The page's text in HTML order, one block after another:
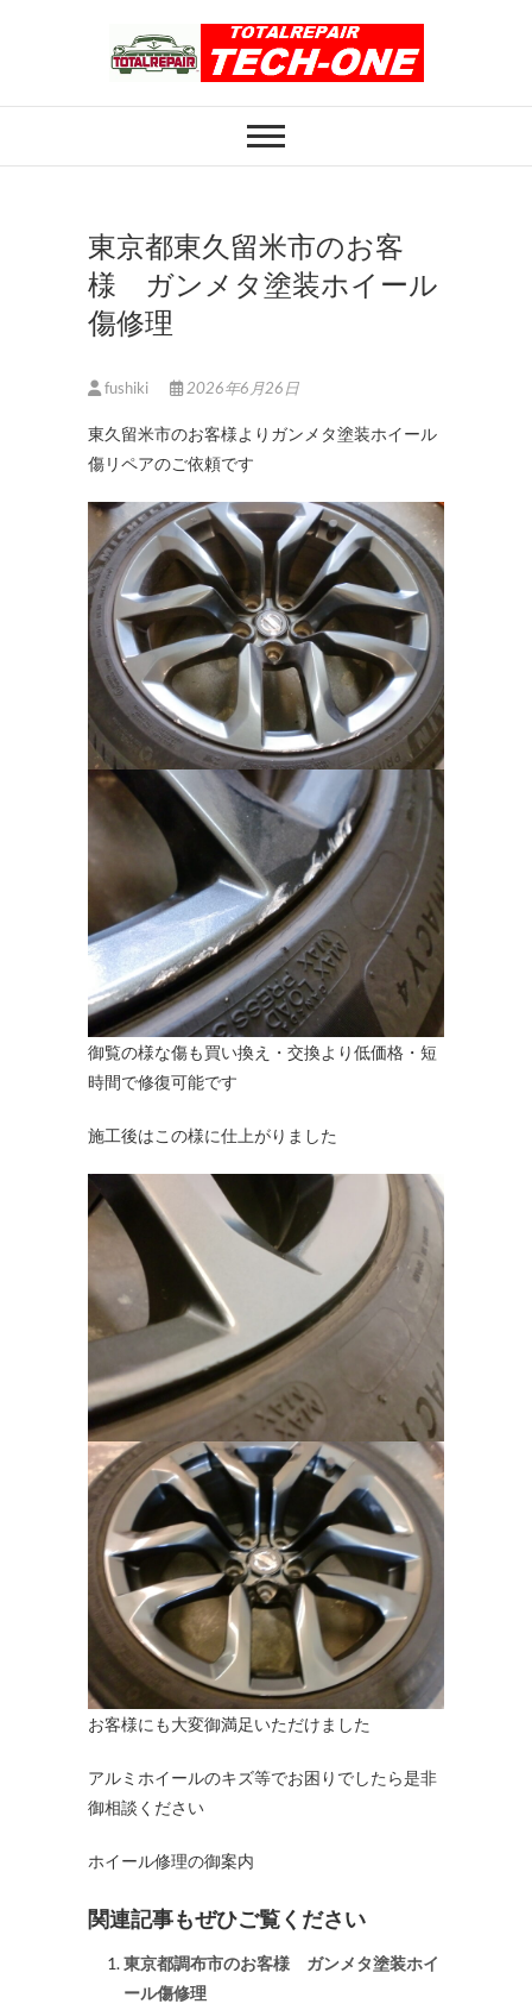
ホイール修理のト
ータルリペアテッ
クワン
東京都東久留米市のお客
様 ガンメタ塗装ホイール
傷修理
fushiki 2026年6月26日
東久留米市のお客様よりガンメタ塗装ホイール
傷リペアのご依頼です
御覧の様な傷も買い換え・交換より低価格・短
時間で修復可能です
施工後はこの様に仕上がりました
お客様にも大変御満足いただけました
アルミホイールのキズ等でお困りでしたら是非
御相談ください
ホイール修理の御案内
関連記事もぜひご覧ください
東京都調布市のお客様 ガンメタ塗装ホイ
ール傷修理